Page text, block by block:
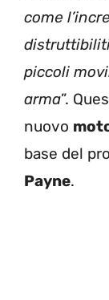
come
piccoli
arma”.
nuovo
base del
Payne.